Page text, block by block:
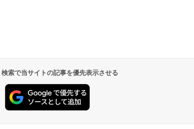
索で当サイトの記事を優先表示させる